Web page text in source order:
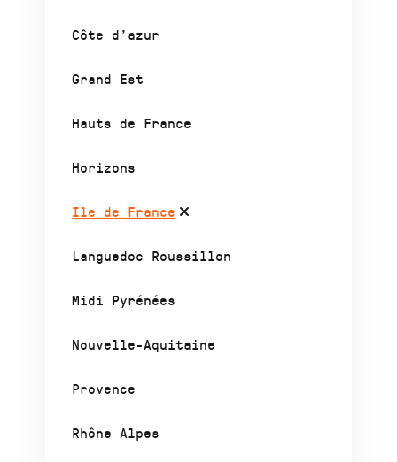
Côte d’azur
Grand Est
Hauts de France
Horizons
Ile de France
Languedoc Roussillon
Midi Pyrénées
Nouvelle-Aquitaine
Provence
Rhône Alpes